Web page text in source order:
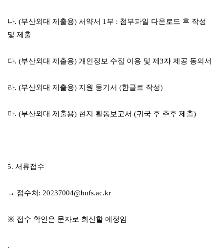
나. (부산외대 제출용) 서약서 1 부 : 첨부파일 다운로드 후 작성
및 제출
다. (부산외대 제출용) 개인정보 수집 이용 및 제 3자 제공 동의서
라. (부산외대 제출용) 지원 동기서 (한글로 작성)
마. (부산외대 제출용) 현지 활동보고서 (귀국 후 추후 제출)
5. 서류접수
→ 접수처 : 20237004@bufs.ac.kr
※ 접수 확인은 문자로 회신할 예정임
.